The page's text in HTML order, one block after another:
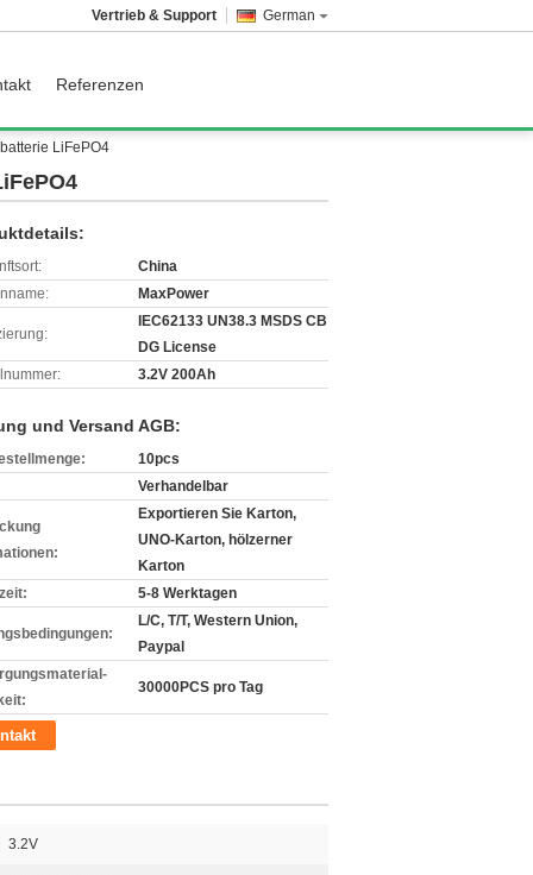
German
Vertrieb & Support
Referenzen
LiFePO4
China
MaxPower
IEC62133 UN38.3 MSDS CB
DG License
3.2V 200Ah
und Versand AGB:
10pcs
Verhandelbar
Exportieren Sie Karton,
UNO-Karton, hölzerner
Karton
5-8 Werktagen
L/C, T/T, Western Union,
Paypal
30000PCS pro Tag
3.2V